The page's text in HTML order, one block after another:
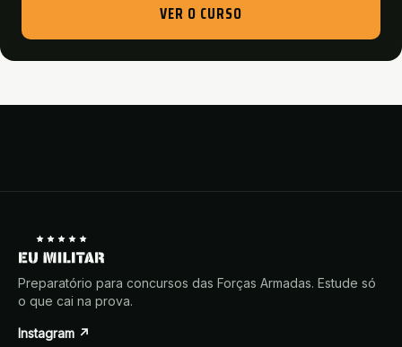
VER O CURSO
Preparatório para concursos das Forças Armadas. Estude só
o que cai na prova.
Instagram ↗